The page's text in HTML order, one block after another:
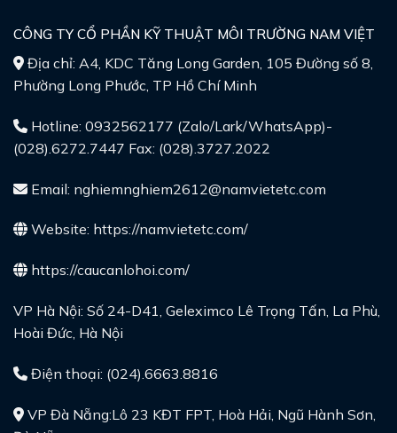
CÔNG TY CỔ PHẦN KỸ THUẬT MÔI TRƯỜNG NAM VIỆT
Địa chỉ: A4, KDC Tăng Long Garden, 105 Đường số 8,
Phường Long Phước, TP Hồ Chí Minh
Hotline: 0932562177 (Zalo/Lark/WhatsApp)-
(028).6272.7447 Fax: (028).3727.2022
Email: nghiemnghiem2612@namvietetc.com
Website: https://namvietetc.com/
https://caucanlohoi.com/
VP Hà Nội: Số 24-D41, Geleximco Lê Trọng Tấn, La Phù,
Hoài Đức, Hà Nội
Điện thoại: (024).6663.8816
VP Đà Nẵng:Lô 23 KĐT FPT, Hoà Hải, Ngũ Hành Sơn,